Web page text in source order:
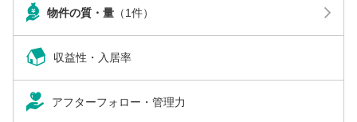
物件の質・量 （1件）
収益性・入居率
アフターフォロー・管理力